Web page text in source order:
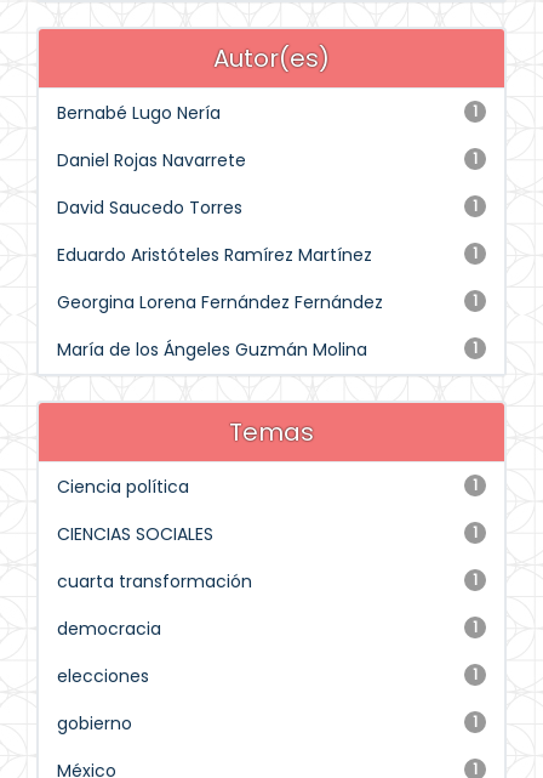
Autor(es)
1
Bernabé Lugo Nería
1
Daniel Rojas Navarrete
1
David Saucedo Torres
1
Eduardo Aristóteles Ramírez Martínez
1
Georgina Lorena Fernández Fernández
1
María de los Ángeles Guzmán Molina
Temas
1
Ciencia política
1
CIENCIAS SOCIALES
1
cuarta transformación
1
democracia
1
elecciones
1
gobierno
1
México